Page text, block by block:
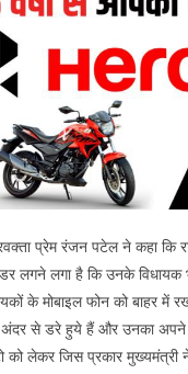
प्रेम रंजन पटेल ने कहा कि
लगने लगा है कि उनके विधायक
के मोबाइल फोन को बाहर
से डरे हुये हैं और उनका अपने ही
को लेकर जिस प्रकार मुख्यमंत्री